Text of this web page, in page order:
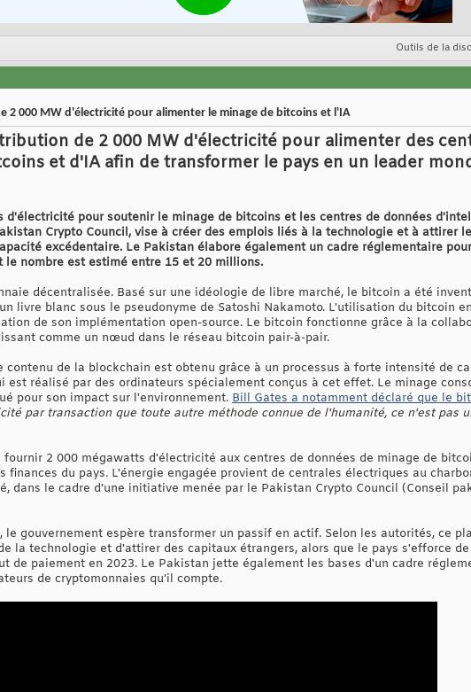
Outils de la
2 000 MW d'électricité pour alimenter le minage de bitcoins et l'IA
de 2 000 MW d'électricité pour alimenter des
et d'IA afin de transformer le pays en un leader
d'électricité pour soutenir le minage de bitcoins et les centres de données
Crypto Council, vise à créer des emplois liés à la technologie et à attirer
excédentaire. Le Pakistan élabore également un cadre réglementaire
nombre est estimé entre 15 et 20 millions.
décentralisée. Basé sur une idéologie de libre marché, le bitcoin a été
livre blanc sous le pseudonyme de Satoshi Nakamoto. L'utilisation du bitcoin
de son implémentation open-source. Le bitcoin fonctionne grâce à la
comme un nœud dans le réseau bitcoin pair-à-pair.
de la blockchain est obtenu grâce à un processus à forte intensité de
est réalisé par des ordinateurs spécialement conçus à cet effet. Le minage
pour son impact sur l'environnement. Bill Gates a notamment déclaré que le
par transaction que toute autre méthode connue de l'humanité, ce n'est pas
2 000 mégawatts d'électricité aux centres de données de minage de
finances du pays. L'énergie engagée provient de centrales électriques au
dans le cadre d'une initiative menée par le Pakistan Crypto Council (Conseil
gouvernement espère transformer un passif en actif. Selon les autorités, ce
la technologie et d'attirer des capitaux étrangers, alors que le pays s'efforce
de paiement en 2023. Le Pakistan jette également les bases d'un cadre
de cryptomonnaies qu'il compte.